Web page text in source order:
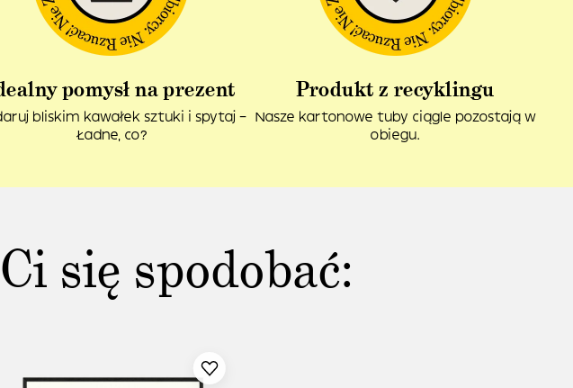
pomysł na prezent
bliskim kawałek sztuki i spytaj –
Ładne, co?
Produkt z recyklingu
Nasze kartonowe tuby ciągle pozostają w
obiegu.
się spodobać: